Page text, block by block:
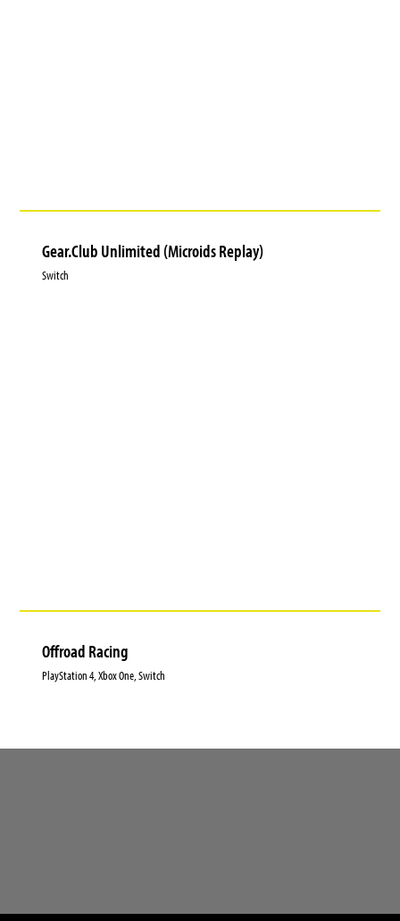
Gear.Club Unlimited (Microids Replay)
Switch
Offroad Racing
PlayStation 4, Xbox One, Switch